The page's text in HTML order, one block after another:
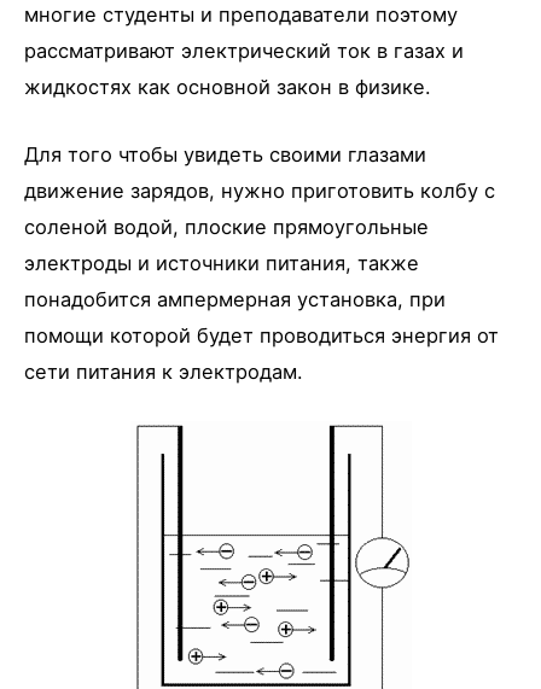
многие студенты и преподаватели поэтому
рассматривают электрический ток в газах и
жидкостях как основной закон в физике.
Для того чтобы увидеть своими глазами
движение зарядов, нужно приготовить колбу с
соленой водой, плоские прямоугольные
электроды и источники питания, также
понадобится ампермерная установка, при
помощи которой будет проводиться энергия от
сети питания к электродам.